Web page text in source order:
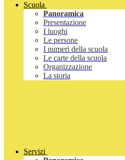
Scuola
Panoramica
Presentazione
I luoghi
Le persone
I numeri della scuola
Le carte della scuola
Organizzazione
La storia
Servizi